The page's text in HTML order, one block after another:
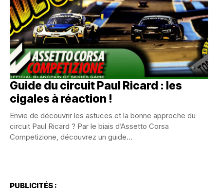
Guide du circuit Paul Ricard : les
cigales à réaction !
Envie de découvrir les astuces et la bonne approche du
circuit Paul Ricard ? Par le biais d’Assetto Corsa
Competizione, découvrez un guide...
PUBLICITÉS :